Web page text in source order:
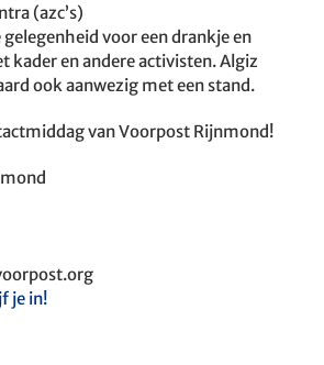
(azc’s)
gelegenheid voor een drankje en
kader en andere activisten. Algiz
ook aanwezig met een stand.
van Voorpost Rijnmond!
je in!